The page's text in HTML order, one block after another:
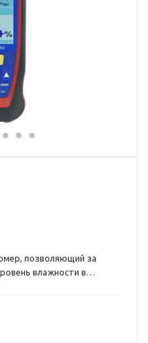
позволяющий за
влажности в
аналогов в том, что у